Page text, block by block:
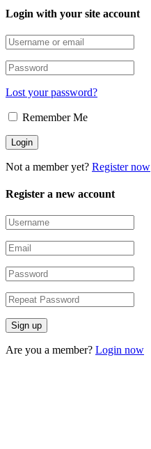
Login with your site account
Lost your password?
Remember Me
Not a member yet? Register now
Register a new account
Are you a member? Login now